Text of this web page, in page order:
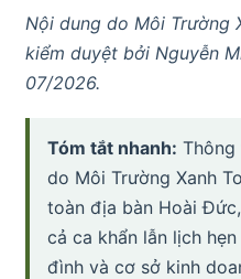
Nội dung do Môi Trường
kiểm duyệt bởi Nguyễn
07/2026.
Tóm tắt nhanh:
do Môi Trường Xanh
toàn địa bàn Hoài
cả ca khẩn lẫn lịch
đình và cơ sở kinh